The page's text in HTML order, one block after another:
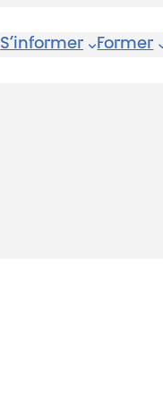
S’informer Former